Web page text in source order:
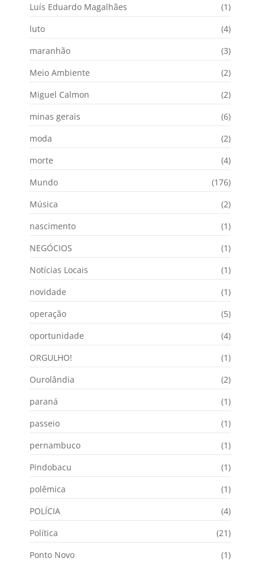
Luís Eduardo Magalhães
(1)
luto
(4)
maranhão
(3)
Meio Ambiente
(2)
Miguel Calmon
(2)
minas gerais
(6)
moda
(2)
morte
(4)
Mundo
(176)
Música
(2)
nascimento
(1)
NEGÓCIOS
(1)
Notícias Locais
(1)
novidade
(1)
operação
(5)
oportunidade
(4)
ORGULHO!
(1)
Ourolândia
(2)
paraná
(1)
passeio
(1)
pernambuco
(1)
Pindobacu
(1)
polêmica
(1)
POLÍCIA
(4)
Política
(21)
Ponto Novo
(1)